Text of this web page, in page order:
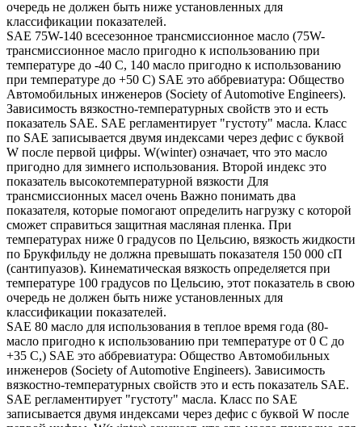
очередь не должен быть ниже установленных для
классификации показателей.
SAE 75W-140 всесезонное трансмиссионное масло (75W-
трансмиссионное масло пригодно к использованию при
температуре до -40 С, 140 масло пригодно к использованию
при температуре до +50 С) SAE это аббревиатура: Общество
Автомобильных инженеров (Society of Automotive Engineers).
Зависимость вязкостно-температурных свойств это и есть
показатель SAE. SAE регламентирует "густоту" масла. Класс
по SAE записывается двумя индексами через дефис с буквой
W после первой цифры. W(winter) означает, что это масло
пригодно для зимнего использования. Второй индекс это
показатель высокотемпературной вязкости Для
трансмиссионных масел очень Важно понимать два
показателя, которые помогают определить нагрузку с которой
сможет справиться защитная масляная пленка. При
температурах ниже 0 градусов по Цельсию, вязкость жидкости
по Брукфильду не должна превышать показателя 150 000 сП
(сантипуазов). Кинематическая вязкость определяется при
температуре 100 градусов по Цельсию, этот показатель в свою
очередь не должен быть ниже установленных для
классификации показателей.
SAE 80 масло для использования в теплое время года (80-
масло пригодно к использованию при температуре от 0 С до
+35 С,) SAE это аббревиатура: Общество Автомобильных
инженеров (Society of Automotive Engineers). Зависимость
вязкостно-температурных свойств это и есть показатель SAE.
SAE регламентирует "густоту" масла. Класс по SAE
записывается двумя индексами через дефис с буквой W после